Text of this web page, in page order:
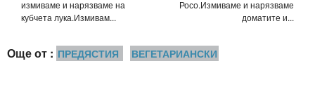
измиваме и нарязваме на
кубчета лука.Измивам...
Росо.Измиваме и нарязваме
доматите и...
Още от : ПРЕДЯСТИЯ ВЕГЕТАРИАНСКИ